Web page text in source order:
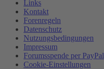
Links
Kontakt
Forenregeln
Datenschutz
Nutzungsbedingungen
Impressum
Forumsspende per PayPal
Cookie-Einstellungen